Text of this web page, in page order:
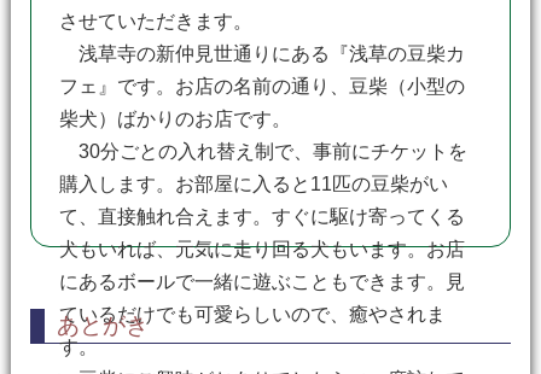
させていただきます。
浅草寺の新仲見世通りにある『浅草の豆柴カ
フェ』です。お店の名前の通り、豆柴（小型の
柴犬）ばかりのお店です。
30分ごとの入れ替え制で、事前にチケットを
購入します。お部屋に入ると11匹の豆柴がい
て、直接触れ合えます。すぐに駆け寄ってくる
犬もいれば、元気に走り回る犬もいます。お店
にあるボールで一緒に遊ぶこともできます。見
ているだけでも可愛らしいので、癒やされま
す。
あとがき